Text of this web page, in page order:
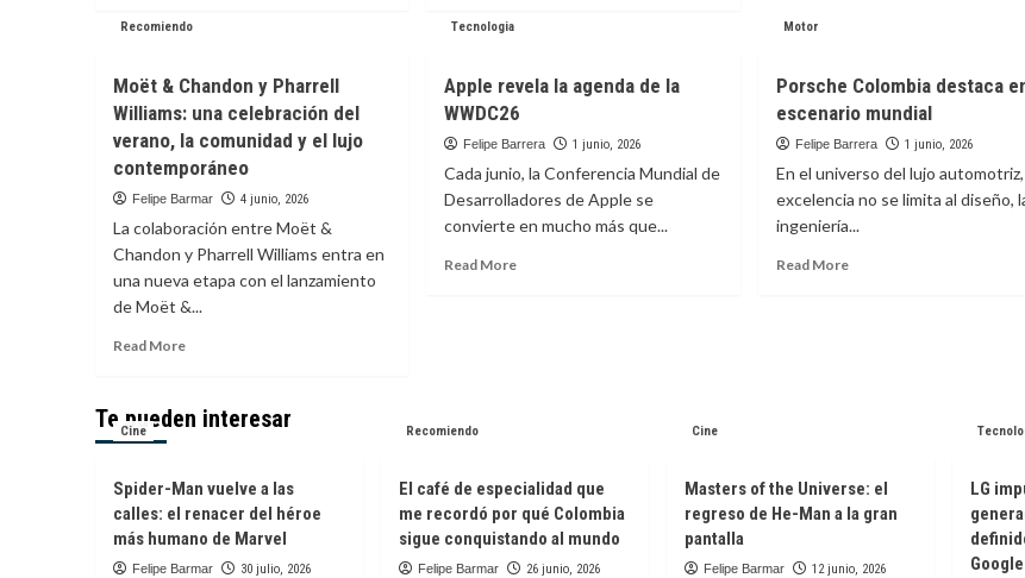
alimentario
Colombia
reina
Isabel
II
about
El
Nogal:
un
viaje
por
la
identidad
culinaria
entra
en
del
bienestar
creer
Recomiendo
Moët & Chandon y Pharrell
Williams: una celebración del
verano, la comunidad y el lujo
contemporáneo
Felipe Barmar 4 junio, 2026
La colaboración entre Moët &
Chandon y Pharrell Williams entra en
una nueva etapa con el lanzamiento
de Moët &...
Read MoreRead
Moët
&
y
Pharrell
Williams:
una
celebración
Tecnologia
Apple revela la agenda de la
WWDC26
Felipe Barrera 1 junio, 2026
Cada junio, la Conferencia Mundial de
Desarrolladores de Apple se
convierte en mucho más que...
Read MoreRead
Motor
Porsche Colombia destaca
escenario mundial
Felipe Barrera 1 junio, 2026
En el universo del lujo automotriz,
excelencia no se limita al diseño,
ingeniería...
Read MoreRead
Te pueden interesar
Cine
Spider-Man vuelve a las
calles: el renacer del héroe
más humano de Marvel
Felipe Barmar 30 julio, 2026
Recomiendo
El café de especialidad que
me recordó por qué Colombia
sigue conquistando al mundo
Felipe Barmar 26 junio, 2026
Cine
Masters of the Universe: el
regreso de He-Man a la gran
pantalla
Felipe Barmar 12 junio, 2026
LG
Google